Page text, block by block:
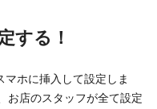
する！
ホに挿入して設定しま
お店のスタッフが全て設定